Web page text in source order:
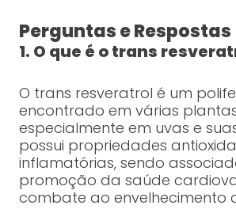
Perguntas e Respostas
1. O que é o trans
O trans resveratrol é um
encontrado em várias
especialmente em uvas e
possui propriedades
inflamatórias, sendo
promoção da saúde
combate ao envelhecimento